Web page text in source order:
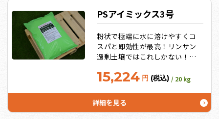
PSアイミックス3号
粉状で極端に水に溶けやすくコ
スパと即効性が最高！リンサン
過剰土壌ではこれしかない！キ
（トマト・イチゴは2号を使
素で旨み追求！10袋セットでさ
らにお得！
15,224 円 (税込) / 20 kg
詳細を見る